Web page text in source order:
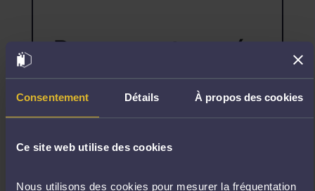
Consentement Détails À propos des cookies
Ce site web utilise des cookies
Nous utilisons des cookies pour mesurer la fréquentation
Page non trouvée
la
page
pas.